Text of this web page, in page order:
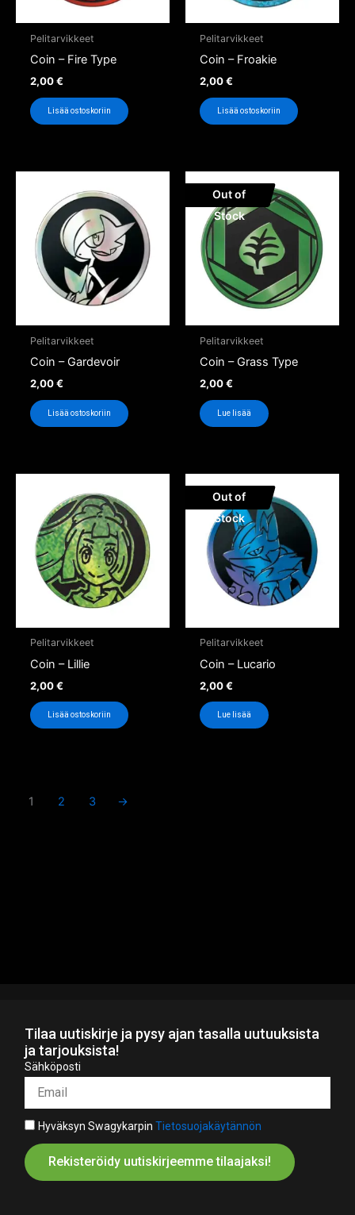
Pelitarvikkeet
Coin – Fire Type
2,00€
Lisää ostoskoriin
Pelitarvikkeet
Coin – Froakie
2,00€
Lisää ostoskoriin
Pelitarvikkeet
Coin – Gardevoir
2,00€
Lisää ostoskoriin
Out of
Stock
Pelitarvikkeet
Coin – Grass Type
2,00€
Lue lisää
Pelitarvikkeet
Coin – Lillie
2,00€
Lisää ostoskoriin
Out of
Stock
Pelitarvikkeet
Coin – Lucario
2,00€
Lue lisää
1 2 3 →
Tilaa uutiskirje ja pysy ajan tasalla uutuuksista
ja tarjouksista!
Sähköposti
Hyväksyn SwagykarpinTietosuojakäytännön
Rekisteröidy uutiskirjeemme tilaajaksi!